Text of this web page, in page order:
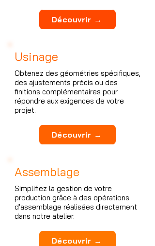
Découvrir →
Usinage
Obtenez des géométries spécifiques,
des ajustements précis ou des
finitions complémentaires pour
répondre aux exigences de votre
projet.
Découvrir →
Assemblage
Simplifiez la gestion de votre
production grâce à des opérations
d'assemblage réalisées directement
dans notre atelier.
Découvrir →